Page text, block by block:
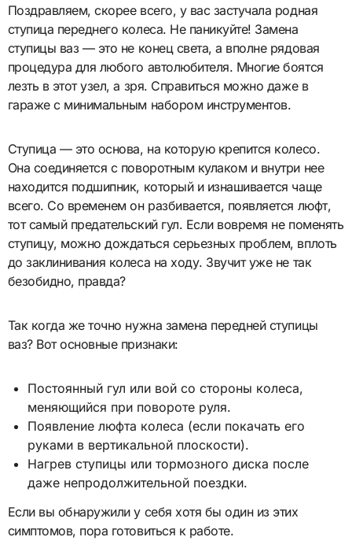
Поздравляем, скорее всего, у вас застучала родная
ступица переднего колеса. Не паникуйте! Замена
ступицы ваз — это не конец света, а вполне рядовая
процедура для любого автолюбителя. Многие боятся
лезть в этот узел, а зря. Справиться можно даже в
гараже с минимальным набором инструментов.
Ступица — это основа, на которую крепится колесо.
Она соединяется с поворотным кулаком и внутри нее
находится подшипник, который и изнашивается чаще
всего. Со временем он разбивается, появляется люфт,
тот самый предательский гул. Если вовремя не поменять
ступицу, можно дождаться серьезных проблем, вплоть
до заклинивания колеса на ходу. Звучит уже не так
безобидно, правда?
Так когда же точно нужна замена передней ступицы
ваз? Вот основные признаки:
Постоянный гул или вой со стороны колеса,
меняющийся при повороте руля.
Появление люфта колеса (если покачать его
руками в вертикальной плоскости).
Нагрев ступицы или тормозного диска после
даже непродолжительной поездки.
Если вы обнаружили у себя хотя бы один из этих
симптомов, пора готовиться к работе.